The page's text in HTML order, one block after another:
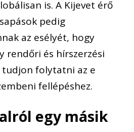
is. A Kijevet érő
pedig
az esélyét, hogy
rendőri és hírszerzési
folytatni az e
fellépéshez.
egy másik